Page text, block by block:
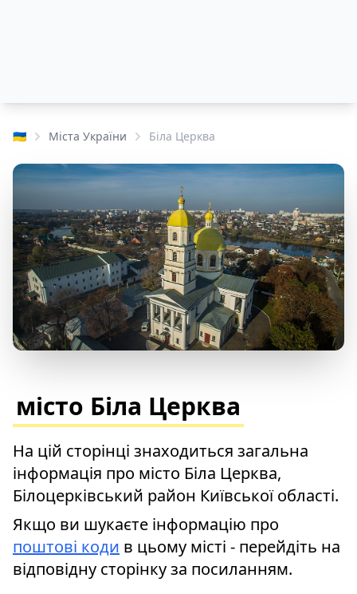
🇺🇦 Міста України Біла Церква
місто Біла Церква
На цій сторінці знаходиться загальна
інформація про місто Біла Церква,
Білоцерківський район Київської області.
Якщо ви шукаєте інформацію про
поштові коди в цьому місті - перейдіть на
відповідну сторінку за посиланням.